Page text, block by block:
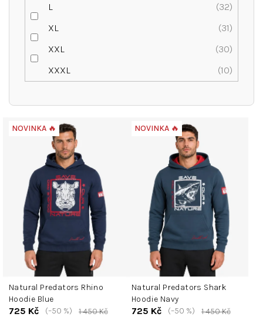
L
32
XL
31
XXL
30
XXXL
10
V
ý
ů
NOVINKA 🔥
Natural Predators Rhino
Hoodie Blue
725 Kč 1 450 Kč
(–50 %)
NOVINKA 🔥
Natural Predators Shark
Hoodie Navy
725 Kč 1 450 Kč
(–50 %)